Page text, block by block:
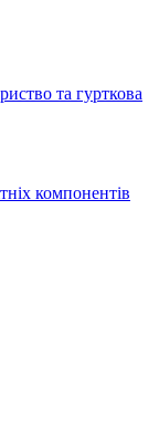
та гурткова
компонентів